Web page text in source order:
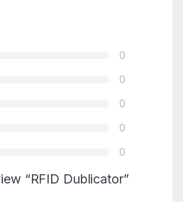
0
0
0
0
0
“RFID Dublicator”